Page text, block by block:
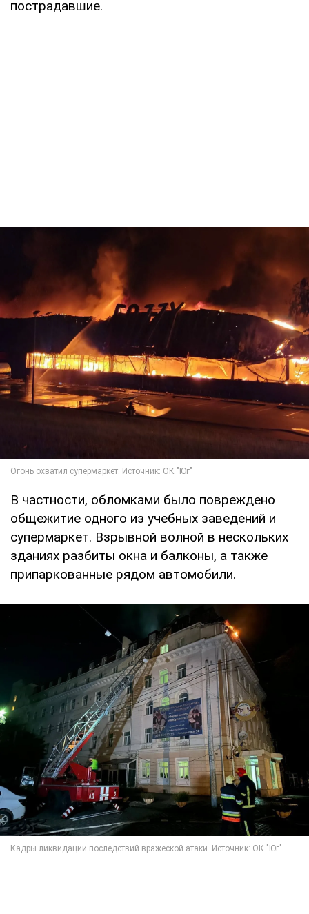
пострадавшие.
В частности, обломками было повреждено
общежитие одного из учебных заведений и
супермаркет. Взрывной волной в нескольких
зданиях разбиты окна и балконы, а также
припаркованные рядом автомобили.